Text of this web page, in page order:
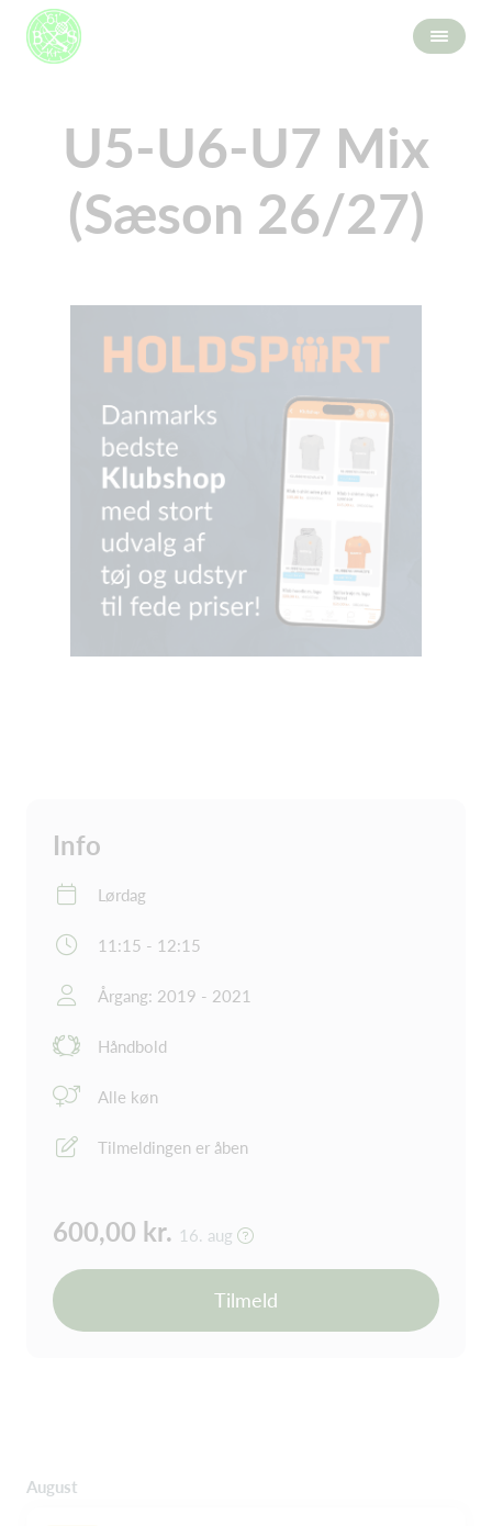
U5-U6-U7 Mix
(Sæson 26/27)
Info
Lørdag
11:15 - 12:15
Årgang: 2019 - 2021
Håndbold
Alle køn
Tilmeldingen er åben
600,00 kr. 16. aug
Tilmeld
August